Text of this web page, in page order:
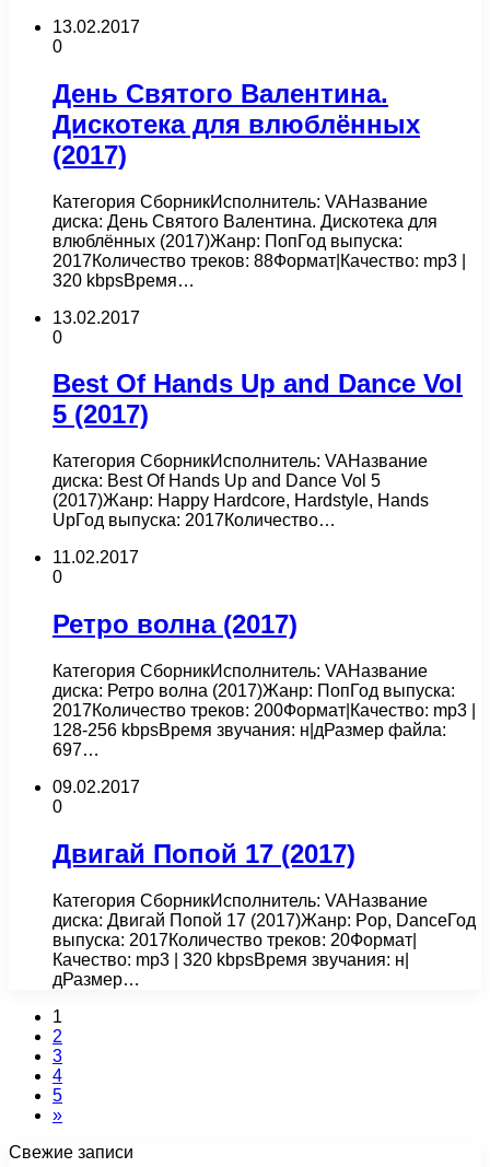
13.02.2017
0
День Святого Валентина.
Дискотека для влюблённых
(2017)
Категория СборникИсполнитель: VAНазвание
диска: День Святого Валентина. Дискотека для
влюблённых (2017)Жанр: ПопГод выпуска:
2017Количество треков: 88Формат|Качество: mp3 |
320 kbpsВремя…
13.02.2017
0
Best Of Hands Up and Dance Vol
5 (2017)
Категория СборникИсполнитель: VAНазвание
диска: Best Of Hands Up and Dance Vol 5
(2017)Жанр: Happy Hardcore, Hardstyle, Hands
UpГод выпуска: 2017Количество…
11.02.2017
0
Ретро волна (2017)
Категория СборникИсполнитель: VAНазвание
диска: Ретро волна (2017)Жанр: ПопГод выпуска:
2017Количество треков: 200Формат|Качество: mp3 |
128-256 kbpsВремя звучания: н|дРазмер файла:
697…
09.02.2017
0
Двигай Попой 17 (2017)
Категория СборникИсполнитель: VAНазвание
диска: Двигай Попой 17 (2017)Жанр: Pop, DanceГод
выпуска: 2017Количество треков: 20Формат|
Качество: mp3 | 320 kbpsВремя звучания: н|
дРазмер…
1
2
3
4
5
»
Свежие записи